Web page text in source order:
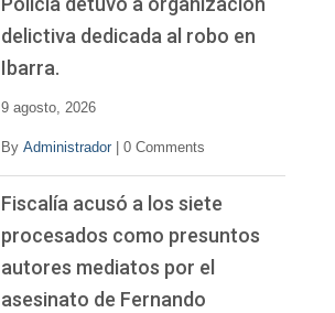
delictiva dedicada al robo en
Ibarra.
9 agosto, 2026
By Administrador 0 Comments
Fiscalía acusó a los siete
procesados como presuntos
autores mediatos por el
asesinato de Fernando